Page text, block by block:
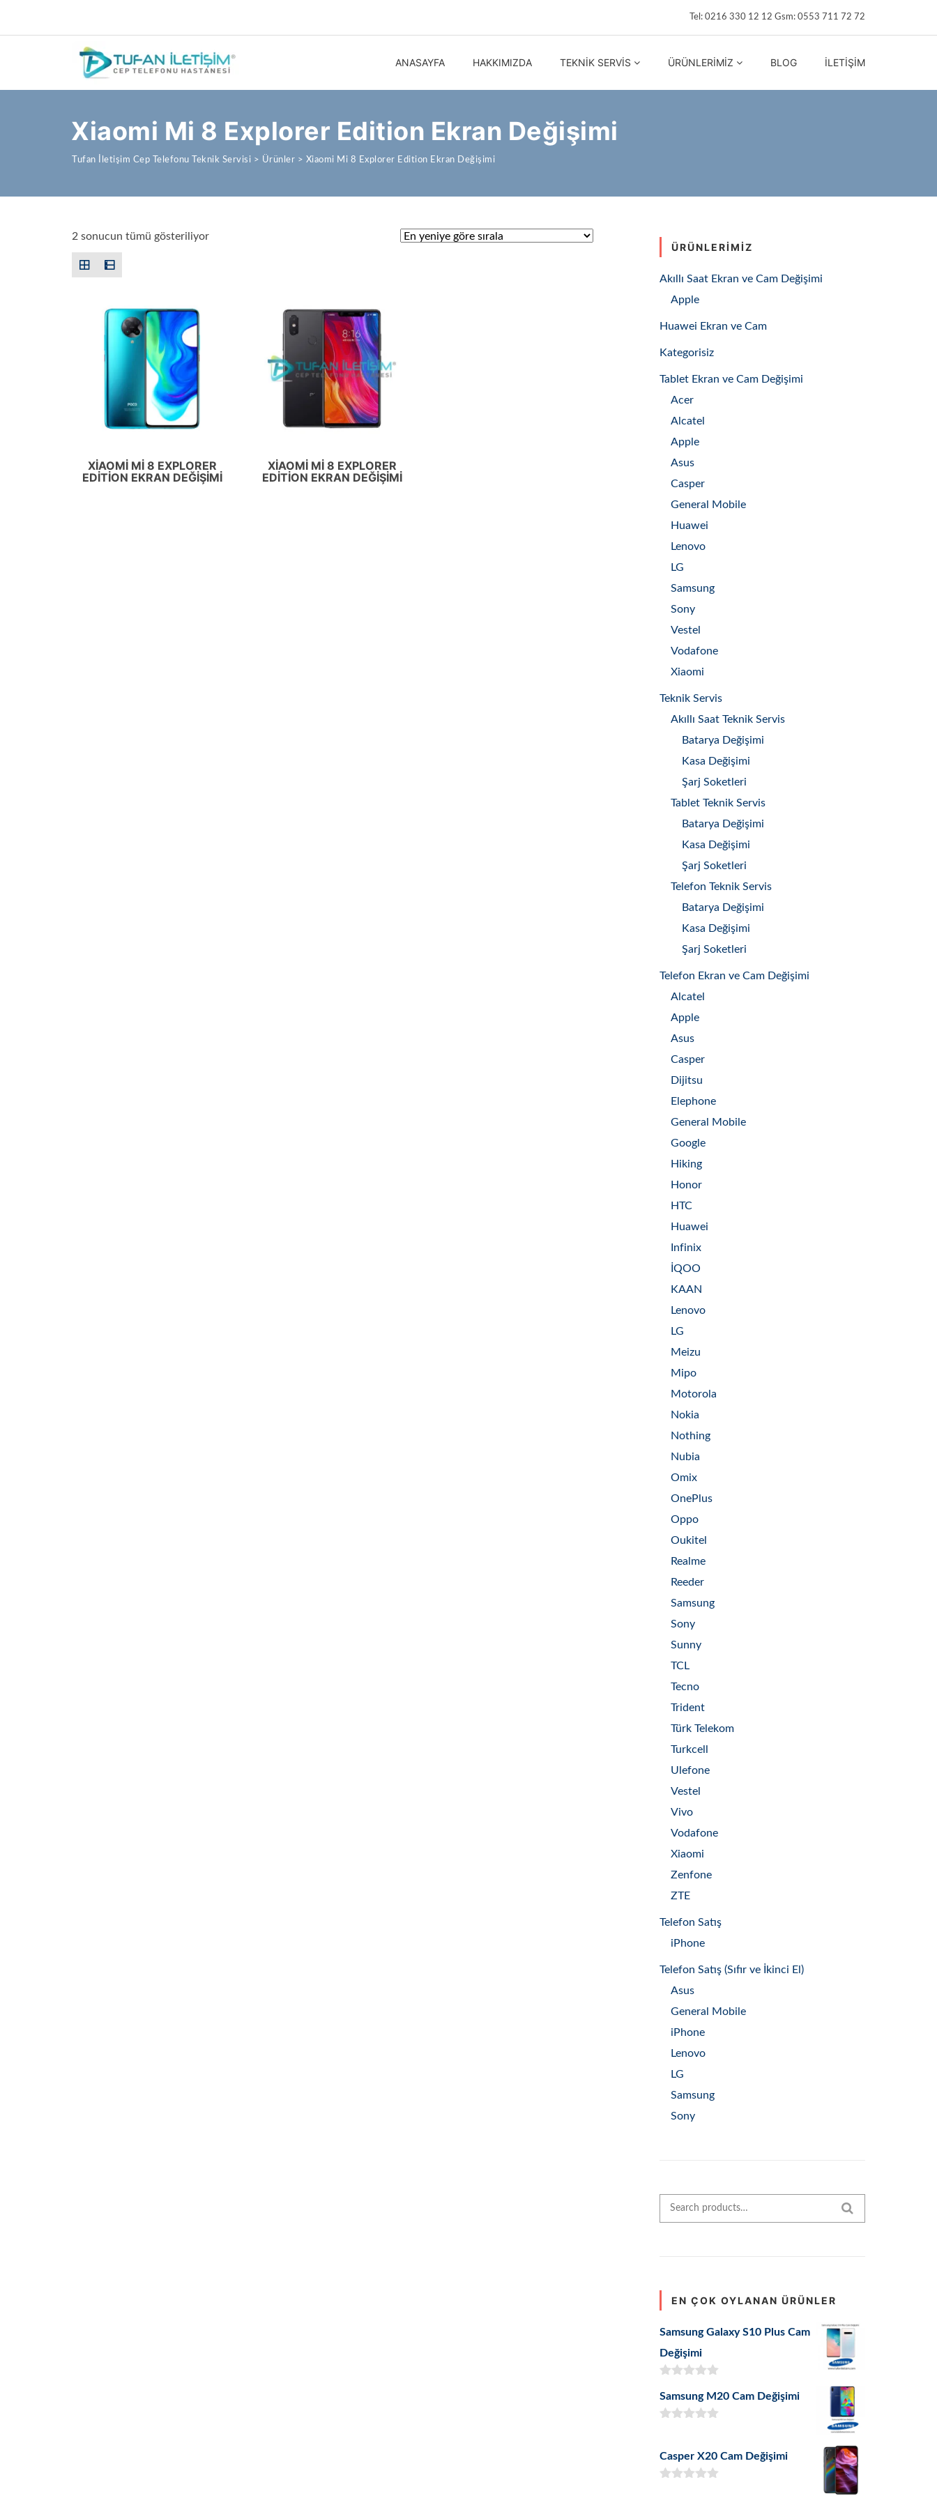
Tel: 0216 330 12 12 Gsm: 0553 711 72 72
ANASAYFA HAKKIMIZDA TEKNIK SERVIS ÜRÜNLERIMIZ BLOG İLETIŞIM
Xiaomi Mi 8 Explorer Edition Ekran Değişimi
Tufan İletişim Cep Telefonu Teknik Servisi > Ürünler > Xiaomi Mi 8 Explorer Edition Ekran Değişimi
2 sonucun tümü gösteriliyorEn yeniye göre sıralandı
XIAOMI MI 8 EXPLORER
EDITION EKRAN DEĞIŞIMI
XIAOMI MI 8 EXPLORER
EDITION EKRAN DEĞIŞIMI
ÜRÜNLERIMIZ
Akıllı Saat Ekran ve Cam Değişimi
Apple
Huawei Ekran ve Cam
Kategorisiz
Tablet Ekran ve Cam Değişimi
Acer
Alcatel
Apple
Asus
Casper
General Mobile
Huawei
Lenovo
LG
Samsung
Sony
Vestel
Vodafone
Xiaomi
Teknik Servis
Akıllı Saat Teknik Servis
Batarya Değişimi
Kasa Değişimi
Şarj Soketleri
Tablet Teknik Servis
Batarya Değişimi
Kasa Değişimi
Şarj Soketleri
Telefon Teknik Servis
Batarya Değişimi
Kasa Değişimi
Şarj Soketleri
Telefon Ekran ve Cam Değişimi
Alcatel
Apple
Asus
Casper
Dijitsu
Elephone
General Mobile
Google
Hiking
Honor
HTC
Huawei
Infinix
İQOO
KAAN
Lenovo
LG
Meizu
Mipo
Motorola
Nokia
Nothing
Nubia
Omix
OnePlus
Oppo
Oukitel
Realme
Reeder
Samsung
Sony
Sunny
TCL
Tecno
Trident
Türk Telekom
Turkcell
Ulefone
Vestel
Vivo
Vodafone
Xiaomi
Zenfone
ZTE
Telefon Satış
iPhone
Telefon Satış (Sıfır ve İkinci El)
Asus
General Mobile
iPhone
Lenovo
LG
Samsung
Sony
Search for:
EN ÇOK OYLANAN ÜRÜNLER
Samsung Galaxy S10 Plus Cam
Değişimi
5.00oy aldı
Samsung M20 Cam Değişimi
Casper X20 Cam Değişimi